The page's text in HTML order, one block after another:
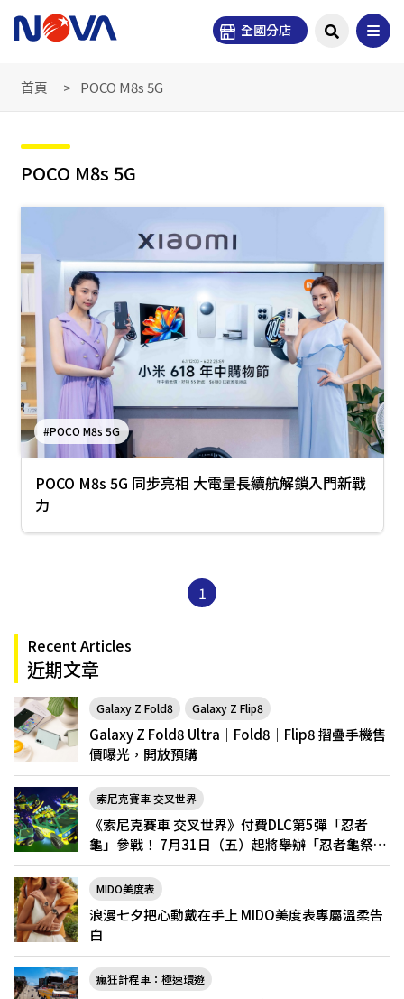
全國分店
首頁 POCO M8s 5G
POCO M8s 5G
#POCO M8s 5G
POCO M8s 5G 同步亮相 大電量長續航解鎖入門新戰
力
1
Recent Articles
近期文章
Galaxy Z Fold8 Galaxy Z Flip8
Galaxy Z Fold8 Ultra｜Fold8｜Flip8 摺疊手機售
價曝光，開放預購
索尼克賽車 交叉世界
《索尼克賽車 交叉世界》付費DLC第5彈「忍者
龜」參戰！ 7月31日（五）起將舉辦「忍者龜祭
典」
MIDO美度表
浪漫七夕把心動戴在手上 MIDO美度表專屬溫柔告
白
瘋狂計程車：極速環遊